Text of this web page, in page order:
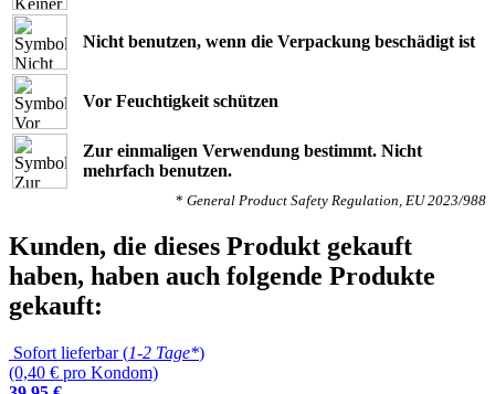
Nicht benutzen, wenn die Verpackung beschädigt ist
Vor Feuchtigkeit schützen
Zur einmaligen Verwendung bestimmt. Nicht
mehrfach benutzen.
* General Product Safety Regulation, EU 2023/988
Kunden, die dieses Produkt gekauft
haben, haben auch folgende Produkte
gekauft:
Sofort lieferbar (1-2 Tage*)
(0,40 € pro Kondom)